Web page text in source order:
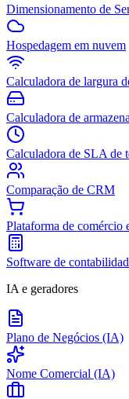
Dimensionamento de
Hospedagem em nuvem
Calculadora de largura
Calculadora de
Calculadora de SLA de
Comparação de CRM
Plataforma de comércio
Software de
IA e geradores
Plano de Negócios (IA)
Nome Comercial (IA)